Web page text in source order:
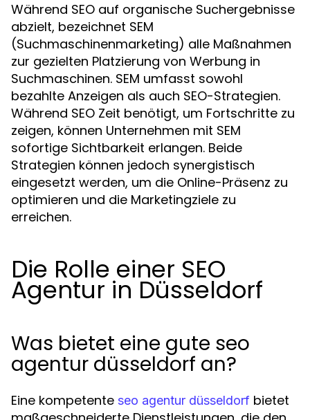
Während SEO auf organische Suchergebnisse
abzielt, bezeichnet SEM
(Suchmaschinenmarketing) alle Maßnahmen
zur gezielten Platzierung von Werbung in
Suchmaschinen. SEM umfasst sowohl
bezahlte Anzeigen als auch SEO-Strategien.
Während SEO Zeit benötigt, um Fortschritte zu
zeigen, können Unternehmen mit SEM
sofortige Sichtbarkeit erlangen. Beide
Strategien können jedoch synergistisch
eingesetzt werden, um die Online-Präsenz zu
optimieren und die Marketingziele zu
erreichen.
Die Rolle einer SEO
Agentur in Düsseldorf
Was bietet eine gute seo
agentur düsseldorf an?
Eine kompetente seo agentur düsseldorf bietet